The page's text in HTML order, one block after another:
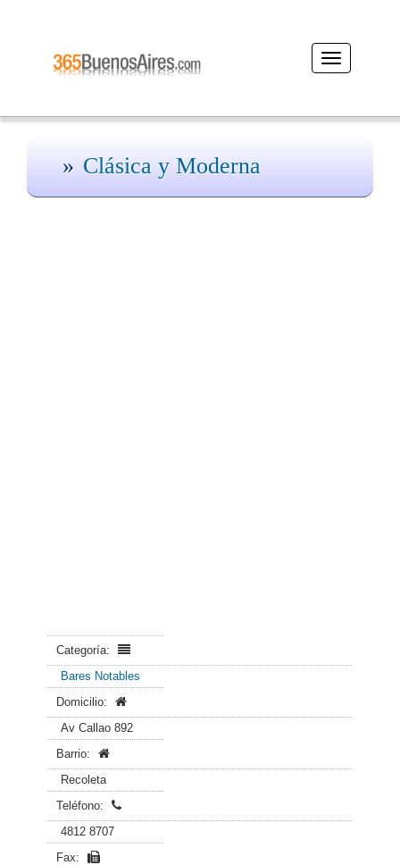
Desplegar
navegación
Clásica y Moderna
Categoría:
Bares Notables
Domicilio:
Av Callao 892
Barrio:
Recoleta
Teléfono:
4812 8707
Fax: